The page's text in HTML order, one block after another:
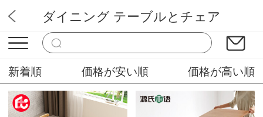
山田家具木工
ダイニング テーブルとチェア
新着順 価格が安い順 価格が高い順